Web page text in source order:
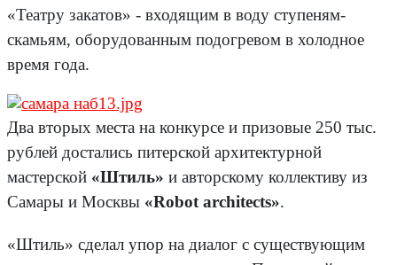
«Театру закатов» - входящим в воду ступеням-
скамьям, оборудованным подогревом в холодное
время года.
Два вторых места на конкурсе и призовые 250 тыс.
рублей достались питерской архитектурной
мастерской «Штиль» и авторскому коллективу из
Самары и Москвы «Robot architects».
«Штиль» сделал упор на диалог с существующим